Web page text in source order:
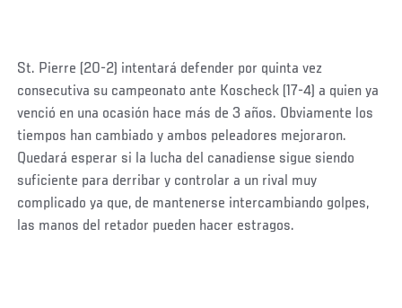
St. Pierre (20-2) intentará defender por quinta vez
consecutiva su campeonato ante Koscheck (17-4) a quien ya
venció en una ocasión hace más de 3 años. Obviamente los
tiempos han cambiado y ambos peleadores mejoraron.
Quedará esperar si la lucha del canadiense sigue siendo
suficiente para derribar y controlar a un rival muy
complicado ya que, de mantenerse intercambiando golpes,
las manos del retador pueden hacer estragos.